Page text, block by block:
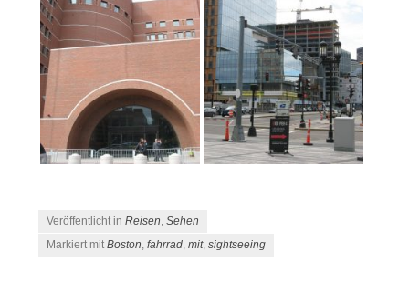
Veröffentlicht inReisen,Sehen
Markiert mitBoston,fahrrad,mit,sightseeing